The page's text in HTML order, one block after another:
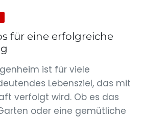
für eine erfolgreiche
ist für viele
Lebensziel, das mit
verfolgt wird. Ob es das
oder eine gemütliche